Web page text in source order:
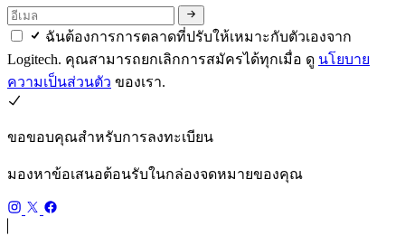
ฉันต้องการการตลาดที่ปรับให้เหมาะกับตัวเองจาก
Logitech. คุณสามารถยกเลิกการสมัครได้ทุกเมื่อ ดู นโยบาย
ความเป็นส่วนตัว ของเรา.
ขอขอบคุณสำหรับการลงทะเบียน
มองหาข้อเสนอต้อนรับในกล่องจดหมายของคุณ